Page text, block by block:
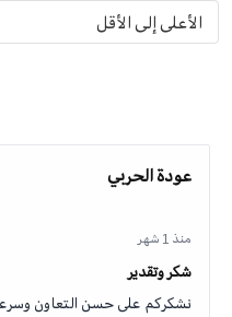
الأعلى إلى الأقل
عودة الحربي
منذ 1 شهر
شكر وتقدير
نشكركم على حسن التعاون